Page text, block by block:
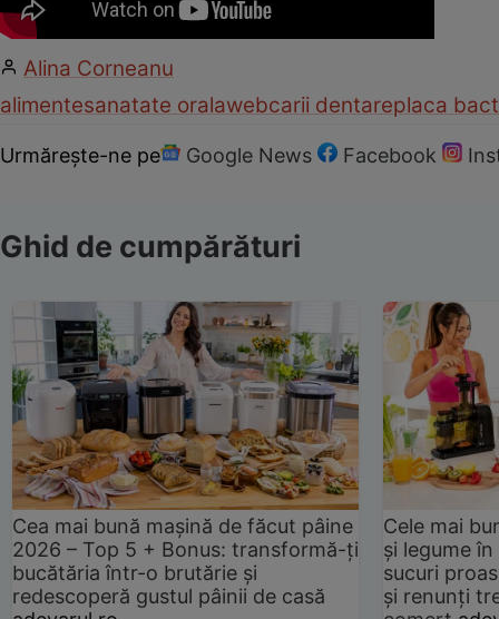
Alina Corneanu
alimentesanatate oralawebcarii dentareplaca
Urmărește-ne pe Google News Facebook
Ghid de cumpărături
Cea mai bună mașină de făcut pâine
2026 – Top 5 + Bonus: transformă-ți
bucătăria într-o brutărie și
redescoperă gustul pâinii de casă
Cele mai
și legume
sucuri
și renunți